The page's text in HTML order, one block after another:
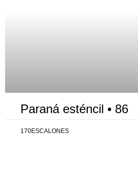
Paraná esténcil • 86
170ESCALONES